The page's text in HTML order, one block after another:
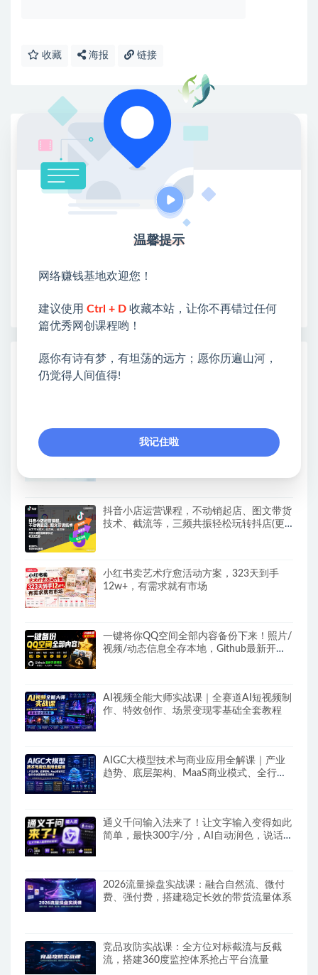
收藏 海报 链接
站长微信：无
❤本站：本站整合多方资源站，主要面向互联网创业
类&副业类，资源丰富 物超所值。
❤能助您：找项目 + 低成本创业 + 减少信息差 + 见识
❤本站为众多团队提供了重要价值，也为众多创业者
❤如果您也依存于互联网，欢迎加入本站会员，将尽
热门课程展示
30天同城IP训练营2026年，从流量到门店
抖音小店运营课程，不动销起店、图文带货
技术、截流等，三频共振轻松玩转抖店(更
小红书卖艺术疗愈活动方案，323天到手
12w+，有需求就有市场
一键将你QQ空间全部内容备份下来！照片/
视频/动态信息全存本地，Github最新开源
AI视频全能大师实战课｜全赛道AI短视频制
作、特效创作、场景变现零基础全套教程
AIGC大模型技术与商业应用全解课｜产业
趋势、底层架构、MaaS商业模式、全行业
通义千问输入法来了！让文字输入变得如此
简单，最快300字/分，AI自动润色，说话秒
2026流量操盘实战课：融合自然流、微付
费、强付费，搭建稳定长效的带货流量体系
竞品攻防实战课：全方位对标截流与反截
流，搭建360度监控体系抢占平台流量
温馨提示
网络赚钱基地欢迎您！
建议使用 Ctrl + D 收藏本站，让你不再错过任何
篇优秀网创课程哟！
愿你有诗有梦，有坦荡的远方；愿你历遍山河，
仍觉得人间值得!
我记住啦